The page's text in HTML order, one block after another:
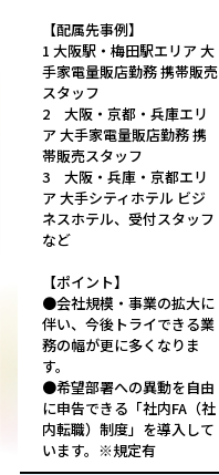
【配属先事例】
1 大阪駅・梅田駅エリア 大
手家電量販店勤務 携帯販売
スタッフ
2 大阪・京都・兵庫エリ
ア 大手家電量販店勤務 携
帯販売スタッフ
3 大阪・兵庫・京都エリ
ア 大手シティホテル ビジ
ネスホテル、受付スタッフ
など
【ポイント】
●会社規模・事業の拡大に
伴い、今後トライできる業
務の幅が更に多くなりま
す。
●希望部署への異動を自由
に申告できる「社内FA（社
内転職）制度」を導入して
います。※規定有